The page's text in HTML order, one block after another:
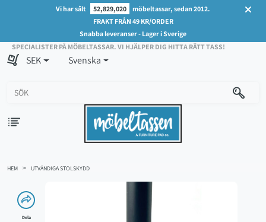
Vi har sålt 52,829,020
möbeltassar, sedan 2012.
FRAKT FRÅN 49 KR/ORDER
Snabba leveranser - Lager i Sverige
SPECIALISTER PÅ MÖBELTASSAR. VI HJÄLPER DIG HITTA RÄTT TASS!
SEK Svenska
HEM UTVÄNDIGA STOLSKYDD
Dela